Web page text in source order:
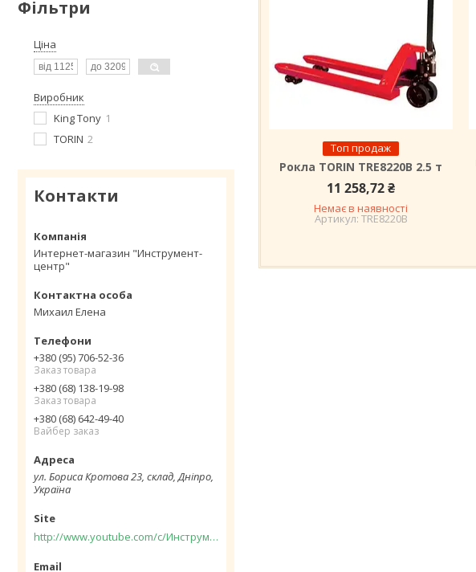
Фільтри
Ціна
Виробник
King Tony 1
TORIN 2
Контакти
Интернет-магазин "Инструмент-
центр"
Михаил Елена
+380 (95) 706-52-36
Заказ товара
+380 (68) 138-19-98
Заказ товара
+380 (68) 642-49-40
Вайбер заказ
ул. Бориса Кротова 23, склад, Дніпро,
Україна
http://www.youtube.com/c/Инструментцентр12
Топ продаж
Рокла TORIN TRE8220B 2.5 т
11 258,72 ₴
Немає в наявності
TRE8220B